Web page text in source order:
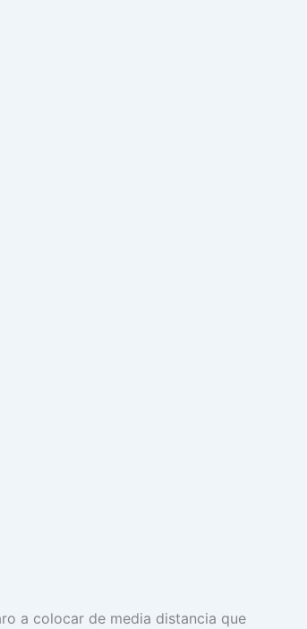
a colocar de media distancia que